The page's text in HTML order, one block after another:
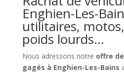
Enghien-Les-
utilitaires,
poids lourds…
Nous adressons notre offre
gagés à Enghien-Les-Bains